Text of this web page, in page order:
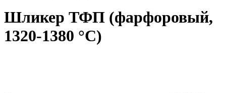
Шликер ТФП (фарфоровый,
1320-1380 °С)